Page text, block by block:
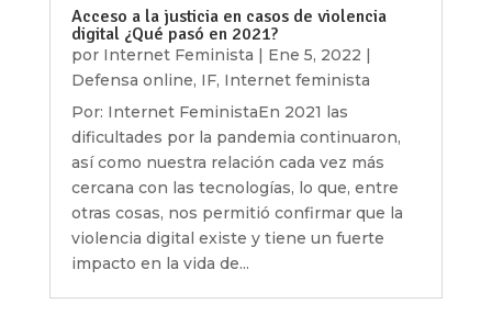
Acceso a la justicia en casos de violencia
digital ¿Qué pasó en 2021?
por Internet Feminista | Ene 5, 2022 |
Defensa online, IF, Internet feminista
Por: Internet FeministaEn 2021 las
dificultades por la pandemia continuaron,
así como nuestra relación cada vez más
cercana con las tecnologías, lo que, entre
otras cosas, nos permitió confirmar que la
violencia digital existe y tiene un fuerte
impacto en la vida de...